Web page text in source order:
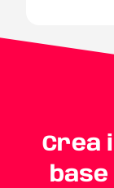
Crea
base